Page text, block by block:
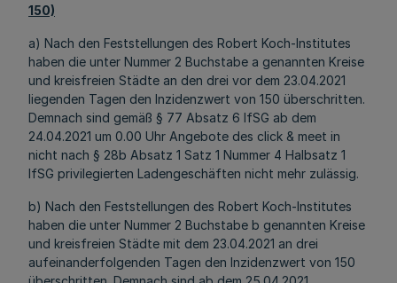
150)
a) Nach den Feststellungen des Robert Koch-Institutes
haben die unter Nummer 2 Buchstabe a genannten Kreise
und kreisfreien Städte an den drei vor dem 23.04.2021
liegenden Tagen den Inzidenzwert von 150 überschritten.
Demnach sind gemäß § 77 Absatz 6 IfSG ab dem
24.04.2021 um 0.00 Uhr Angebote des click & meet in
nicht nach § 28b Absatz 1 Satz 1 Nummer 4 Halbsatz 1
IfSG privilegierten Ladengeschäften nicht mehr zulässig.
b) Nach den Feststellungen des Robert Koch-Institutes
haben die unter Nummer 2 Buchstabe b genannten Kreise
und kreisfreien Städte mit dem 23.04.2021 an drei
aufeinanderfolgenden Tagen den Inzidenzwert von 150